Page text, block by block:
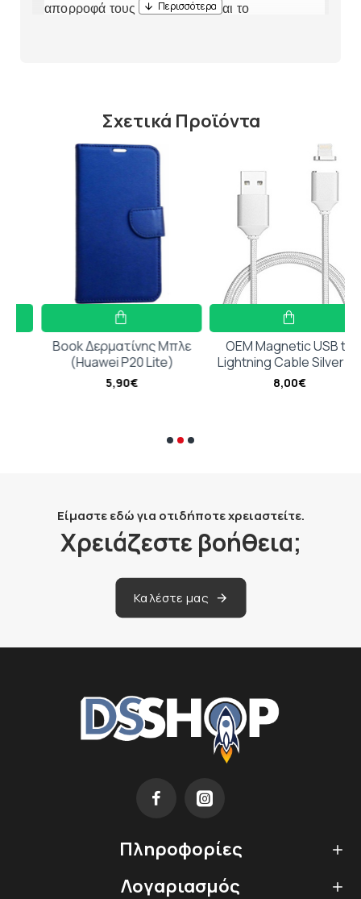
απορροφά τους κραδασμούς και το
τεχνολογία MagSafe, επιτρέποντας γρήγορη
ασύρματη φόρτιση και χρήση μαγνητικών
αξεσουάρ. Τα ακριβή ανοίγματα διασφαλίζουν
πλήρη πρόσβαση σε θύρες, κουμπιά και ηχεία.
Κατασκευασμένη αποκλειστικά για το
SAMSUNG A57
Συμβατή με MagSafe αξεσουάρ
Υβριδική κατασκευή TPU + PC
Υπέροχο design που αναβαθμίζει το
smartphone σας
Σχετικά Προϊόντα
Book Δερματίνης Μπλε
(Huawei P20 Lite)
5,90€
OEM Magnetic USB to
Lightning Cable Silver 1m
8,00€
Είμαστε εδώ για οτιδήποτε χρειαστείτε.
Χρειάζεστε βοήθεια;
Καλέστε μας
Πληροφορίες
Λογαριασμός